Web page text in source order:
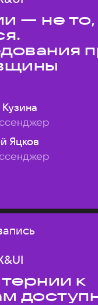
— не то,
Яцков
к